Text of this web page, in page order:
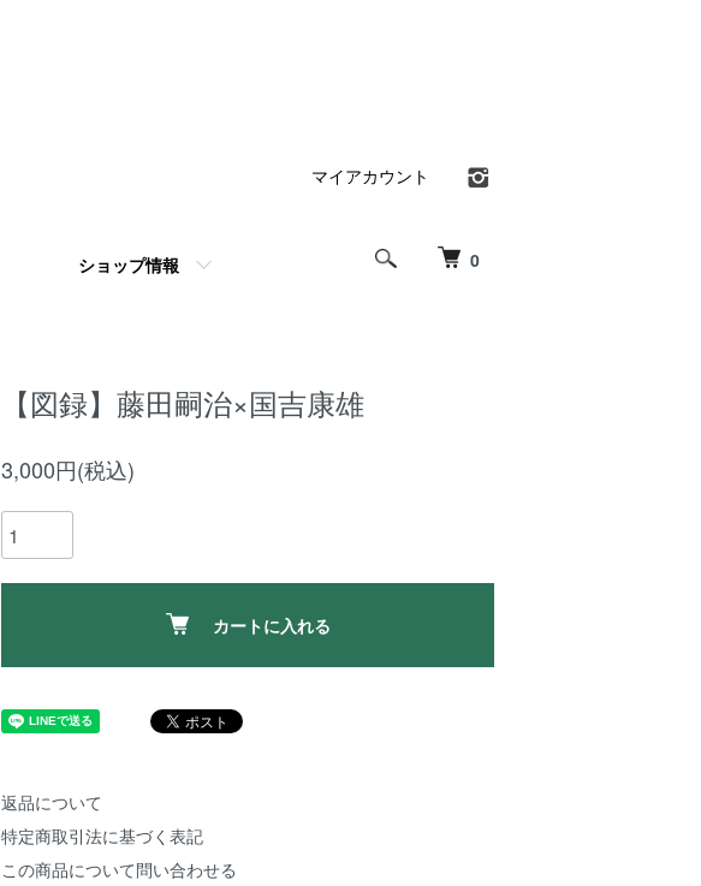
0
ショップ情報
マイアカウント
【図録】藤田嗣治×国吉康雄
3,000円(税込)
カートに入れる
返品について
特定商取引法に基づく表記
この商品について問い合わせる